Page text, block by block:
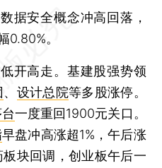
数据安全概念冲高回落，
0.80%。
高走。基建股强势领
、 设计总院等多股涨停。
一度重回1900元关口。
早盘冲高涨超1%，午后涨
板块回调，创业板午后一